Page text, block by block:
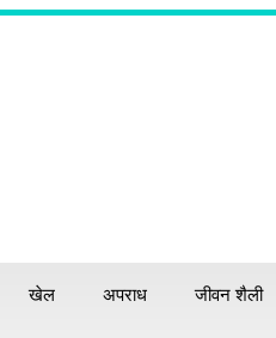
खेल अपराध जीवन शैली